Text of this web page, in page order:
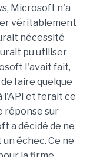
Microsoft n'a
véritablement
nécessité
pu utiliser
l'avait fait,
faire quelque
l'API et ferait ce
réponse sur
a décidé de ne
échec. Ce ne